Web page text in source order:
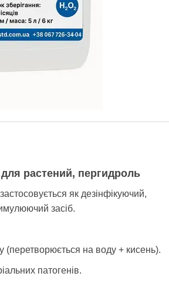
растений, пергидроль
як дезінфікуючий,
засіб.
(перетворюється на воду + кисень).
патогенів.